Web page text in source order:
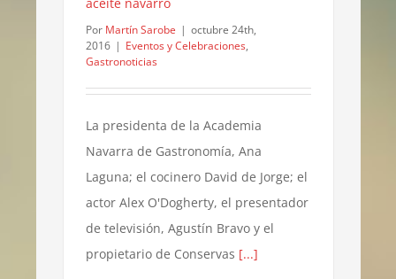
Por Martín Sarobe | octubre 24th,
2016 | Eventos y Celebraciones,
Gastronoticias
La presidenta de la Academia
Navarra de Gastronomía, Ana
Laguna; el cocinero David de Jorge; el
actor Alex O'Dogherty, el presentador
de televisión, Agustín Bravo y el
propietario de Conservas [...]